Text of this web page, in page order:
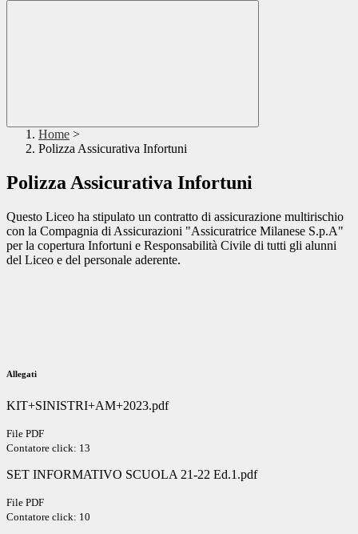
Home >
Polizza Assicurativa Infortuni
Polizza Assicurativa Infortuni
Questo Liceo ha stipulato un contratto di assicurazione multirischio
con la Compagnia di Assicurazioni "Assicuratrice Milanese S.p.A"
per la copertura Infortuni e Responsabilità Civile di tutti gli alunni
del Liceo e del personale aderente.
Allegati
KIT+SINISTRI+AM+2023.pdf
File PDF
Contatore click: 13
SET INFORMATIVO SCUOLA 21-22 Ed.1.pdf
File PDF
Contatore click: 10